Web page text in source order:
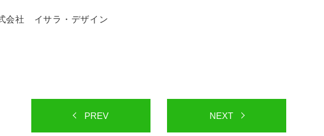
社 イサラ・デザイン
PREV NEXT